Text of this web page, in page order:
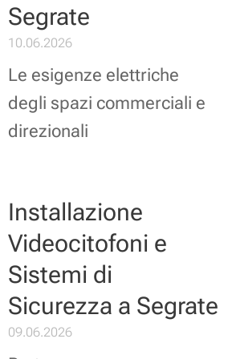
Segrate
10.06.2026
Le esigenze elettriche
degli spazi commerciali e
direzionali
Installazione
Videocitofoni e
Sistemi di
Sicurezza a Segrate
09.06.2026